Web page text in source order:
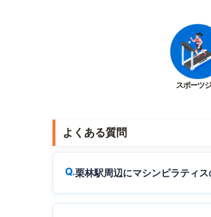
スポーツ
よくある質問
栗林駅周辺にマシンピラティ